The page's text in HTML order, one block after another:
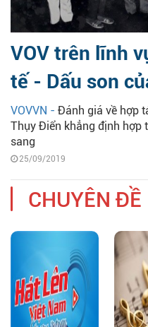
VOV trên lĩnh
tế - Dấu son
VOVVN - Đánh giá về hợp
Thụy Điển khẳng định hợp
sang
25/09/2019
CHUYÊN ĐỀ